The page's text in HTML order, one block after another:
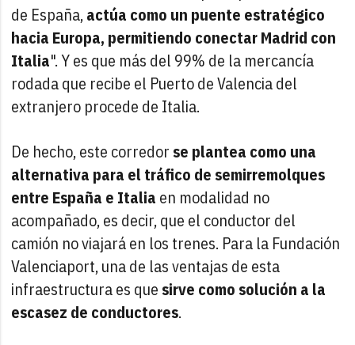
de España,actúa como un puente estratégico
hacia Europa, permitiendo conectar Madrid con
Italia". Y es que más del 99% de la mercancía
rodada que recibe el Puerto de Valencia del
extranjero procede de Italia.
De hecho, este corredor se plantea como una
alternativa para el tráfico de semirremolques
entre España e Italia en modalidad no
acompañado, es decir, que el conductor del
camión no viajará en los trenes. Para la Fundación
Valenciaport, una de las ventajas de esta
infraestructura es que sirve como solución a la
escasez de conductores.